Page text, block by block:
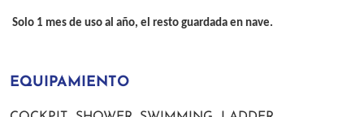
Solo 1 mes de uso al año, el resto guardada en nave.
EQUIPAMIENTO